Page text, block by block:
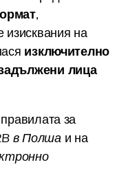
,
изисквания на
изключително
лица
за
в Полшаи на